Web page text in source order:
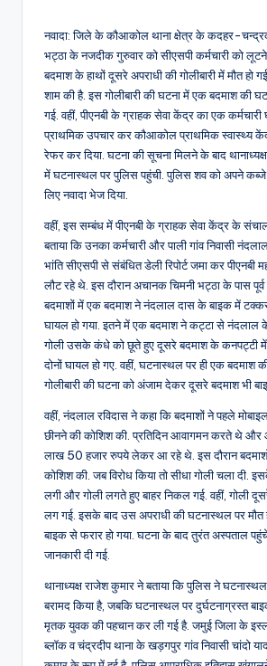
नवादा: जिले के कौआकोल थाना क्षेत्र के कदहर-
भट्ठा के नजदीक गुरुवार को सीएसपी कर्मचारी को
बदमाश के हाथों दूसरे अपराधी की गोलीबारी में मौत हो
शाम की है. इस गोलीबारी की घटना में एक बदमाश की
गई. वहीं, पीएनबी के ग्राहक सेवा केंद्र का एक कर्मचारी
प्राथमिक उपचार कर कौआकोल प्राथमिक स्वास्थ्य
रेफर कर दिया. घटना की सूचना मिलने के बाद
में घटनास्थल पर पुलिस पहुंची. पुलिस शव को अपने कब्जे
लिए नवादा भेज दिया.
वहीं, इस सम्बंध में पीएनबी के ग्राहक सेवा केंद्र के
बताया कि उनका कर्मचारी और पाली गांव निवासी
भांति सीएसपी से संबंधित डेली रिपोर्ट जमा कर पीएनबी
लौट रहे थे. इस दौरान अचानक चिमनी भट्ठा के पास
बदमाशों में एक बदमाश ने नंदलाल दास के बाइक में
घायल हो गया. इतने में एक बदमाश ने कट्टा से नंदलाल
गोली उसके कंधे को छूते हुए दूसरे बदमाश के कनपट्टी
दोनों घायल हो गए. वहीं, घटनास्थल पर ही एक बदमाश
गोलीबारी की घटना को अंजाम देकर दूसरे बदमाश भी
वहीं, नंदलाल रविदास ने कहा कि बदमाशों ने पहले
छीनने की कोशिश की. प्रतिदिन आवागमन करते थे
लाख 50 हजार रुपये लेकर आ रहे थे. इस दौरान
कोशिश की. जब विरोध किया तो सीधा गोली चला दी.
लगी और गोली लगते हुए बाहर निकल गई. वहीं, गोली
लग गई. इसके बाद उस अपराधी की घटनास्थल पर मौत
बाइक से फरार हो गया. घटना के बाद तुरंत अस्पताल
जानकारी दी गई.
थानाध्यक्ष राजेश कुमार ने बताया कि पुलिस ने
बरामद किया है, जबकि घटनास्थल पर दुर्घटनाग्रस्त
मृतक युवक की पहचान कर ली गई है. जमुई जिला के
ब्लॉक व चंद्रदीप थाना के खड़गपुर गांव निवासी चांदो